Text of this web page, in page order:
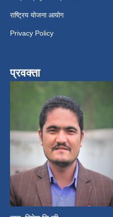
राष्ट्रिय योजना आयोग
Privacy Policy
प्रवक्ता